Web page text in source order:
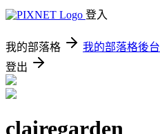
登入
我的部落格 我的部落格後台
登出
clairegarden